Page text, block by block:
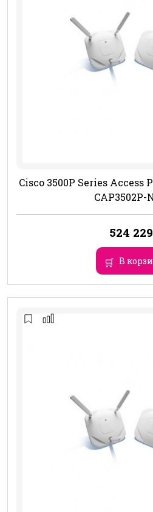
Cisco 3500P Series Access
CAP3502P-
524 229
В